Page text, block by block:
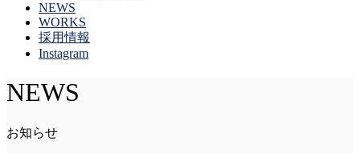
NEWS
WORKS
採用情報
Instagram
NEWS
お知らせ